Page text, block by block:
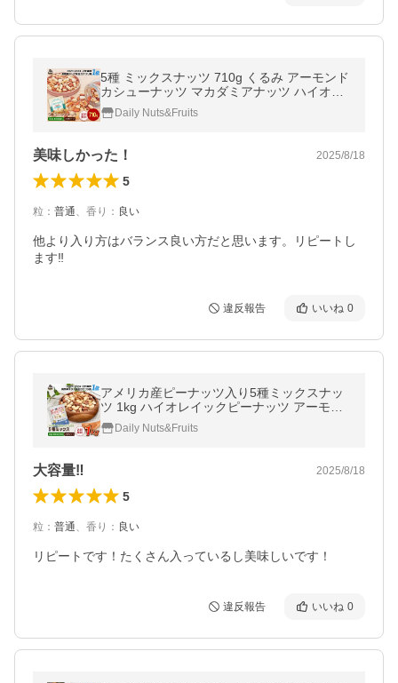
5種 ミックスナッツ 710g くるみ アーモンド
カシューナッツ マカダミアナッツ ハイオレ
イックピーナッツ 無塩 添加物不使用 植物
油不使用
Daily Nuts&Fruits
美味しかった！ 2025/8/18
5
粒 ： 普通、 香り ： 良い
他より入り方はバランス良い方だと思います。リピートし
ます‼︎
違反報告 いいね 0
アメリカ産ピーナッツ入り5種ミックスナッ
ツ 1kg ハイオレイックピーナッツ アーモン
ド 生くるみ カシューナッツ マカダミアナッ
ツ 落花生 素焼き 無塩 送料無料
Daily Nuts&Fruits
大容量‼︎ 2025/8/18
5
粒 ： 普通、 香り ： 良い
リピートです！たくさん入っているし美味しいです！
違反報告 いいね 0